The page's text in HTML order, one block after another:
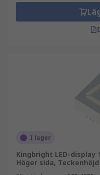
I lager
Kingbright LED-display
Höger sida,